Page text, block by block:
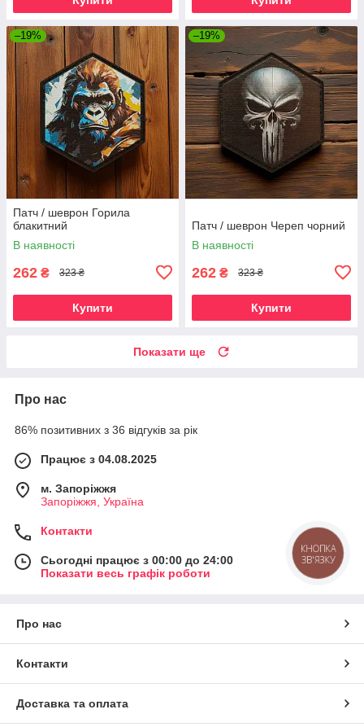
–19%
Патч / шеврон Горила
блакитний
В наявності
262 ₴ 323 ₴
Купити
–19%
Патч / шеврон Череп чорний
В наявності
262 ₴ 323 ₴
Купити
Показати ще
Про нас
86% позитивних з 36 відгуків за рік
Працює з 04.08.2025
м. Запоріжжя
Запоріжжя, Україна
Контакти
Сьогодні працює з 00:00 до 24:00
Показати весь графік роботи
Про нас
Контакти
Доставка та оплата
КНОПКА
ЗВ'ЯЗКУ